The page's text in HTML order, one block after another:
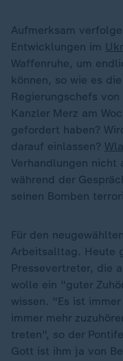
Aufmerksam
Entwicklungen im
Waffenruhe, um
können, so wie es
Regierungschefs
Kanzler Merz am
gefordert haben?
darauf einlassen?
Verhandlungen
während der
seinen Bomben
Für den neugewählten
Arbeitsalltag. Heute
Pressevertreter, die
wolle ein "guter
wissen. "Es ist
immer mehr
treten", so der
Gott ist ihm ja von